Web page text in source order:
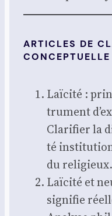
ARTICLES DE
CONCEPTUELLE
Laï­ci­té :
tru­ment
Cla­ri­fier la
té
du reli­gieux.
Laï­ci­té et
signi­fie